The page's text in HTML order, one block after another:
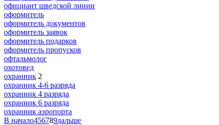
официант шведской линии
оформитель
оформитель документов
оформитель заявок
оформитель подарков
оформитель пропусков
офтальмолог
охотовед
охранник 2
охранник 4-6 разряда
охранник 4 разряда
охранник 6 разряда
охранник аэропорта
В начало456789дальше